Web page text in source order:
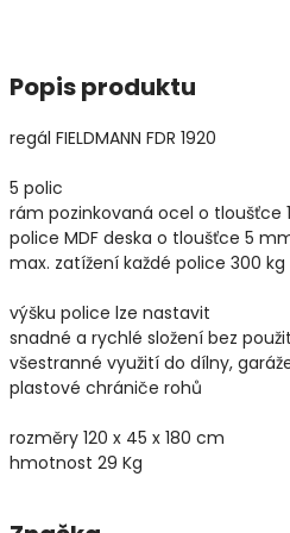
Popis produktu
regál FIELDMANN FDR 1920
5 polic
rám pozinkovaná ocel o tloušťce
police MDF deska o tloušťce 5
max. zatížení každé police 300 kg
výšku police lze nastavit
snadné a rychlé složení bez
všestranné využití do dílny,
plastové chrániče rohů
rozměry 120 x 45 x 180 cm
hmotnost 29 Kg